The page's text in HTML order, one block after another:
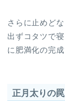
さらに止めど
出ずコタツで
に肥満化の完成
正月太りの